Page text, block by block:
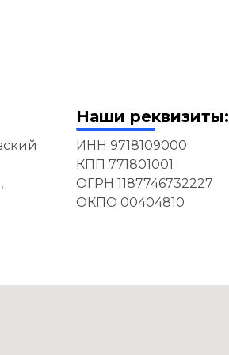
Наши реквизиты:
ИНН 9718109000
КПП 771801001
ОГРН 1187746732227
ОКПО 00404810